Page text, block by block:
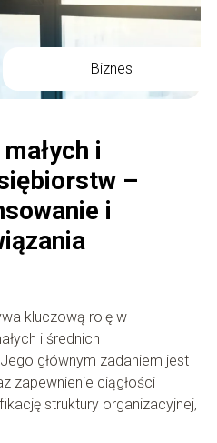
Biznes
i
–
i
kluczową rolę w
i średnich
głównym zadaniem jest
zapewnienie ciągłości
struktury organizacyjnej,